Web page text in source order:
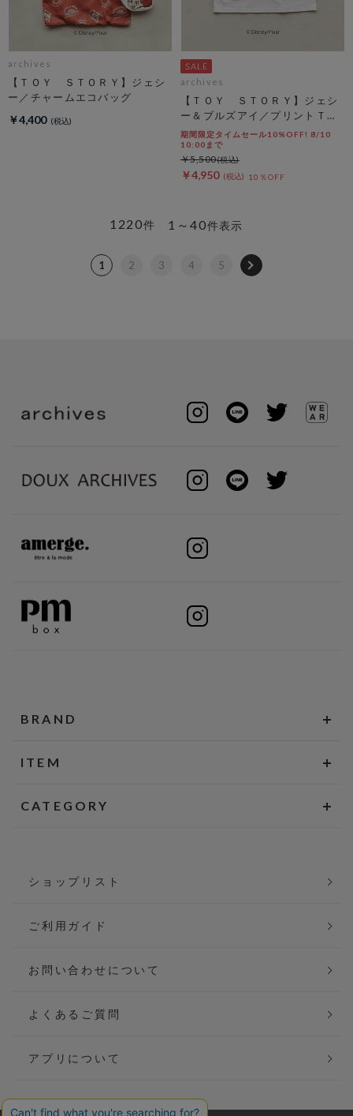
archives
【ＴＯＹ ＳＴＯＲＹ】ジェシ
ー／チャームエコバッグ
￥4,400
archives
【ＴＯＹ ＳＴＯＲＹ】ジェシ
ー＆ブルズアイ／プリントＴオ
フ
期間限定タイムセール10%OFF! 8/10
10:00まで
￥4,950 10％OFF
￥5,500
1～40件表示
1220件
1 2 3 4 5
BRAND
ITEM
CATEGORY
ショップリスト
ご利用ガイド
お問い合わせについて
よくあるご質問
アプリについて